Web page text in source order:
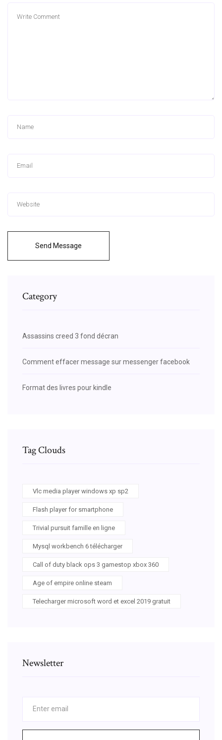
Send Message
Category
Assassins creed 3 fond décran
Comment effacer message sur messenger facebook
Format des livres pour kindle
Tag Clouds
Vlc media player windows xp sp2
Flash player for smartphone
Trivial pursuit famille en ligne
Mysql workbench 6 télécharger
Call of duty black ops 3 gamestop xbox 360
Age of empire online steam
Telecharger microsoft word et excel 2019 gratuit
Newsletter